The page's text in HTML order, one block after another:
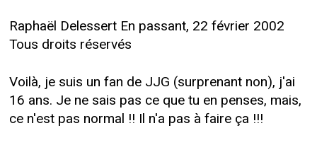
Raphaël Delessert En passant, 22 février 2002
Tous droits réservés
Voilà, je suis un fan de JJG (surprenant non), j'ai
16 ans. Je ne sais pas ce que tu en penses, mais,
ce n'est pas normal !! Il n'a pas à faire ça !!!